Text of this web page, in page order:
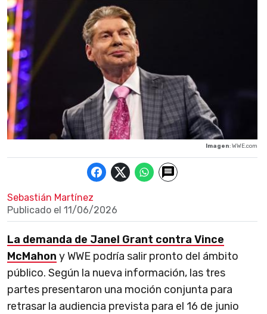
Imagen: WWE.com
Sebastián Martínez
Publicado el 11/06/2026
La demanda de Janel Grant contra Vince
McMahon y WWE podría salir pronto del ámbito
público. Según la nueva información, las tres
partes presentaron una moción conjunta para
retrasar la audiencia prevista para el 16 de junio